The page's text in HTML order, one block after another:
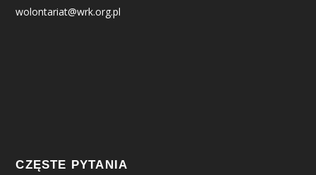
wolontariat@wrk.org.pl
CZĘSTE PYTANIA